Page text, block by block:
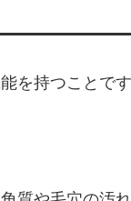
を持つことです